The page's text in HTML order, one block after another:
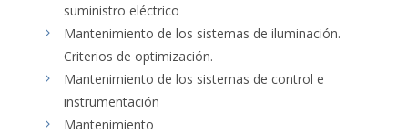
suministro eléctrico
Mantenimiento de los sistemas de iluminación.
Criterios de optimización.
Mantenimiento de los sistemas de control e
instrumentación
Mantenimiento